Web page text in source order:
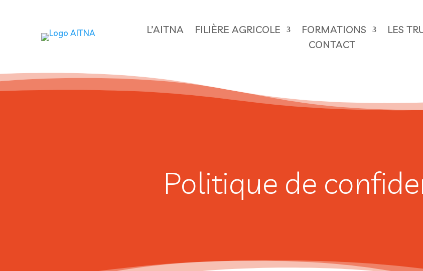
L’AITNA FILIÈRE AGRICOLE FORMATIONS LES
CONTACT
Politique de